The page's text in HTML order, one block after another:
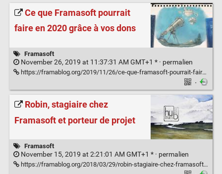
Ce que Framasoft pourrait
faire en 2020 grâce à vos dons
Framasoft
November 26, 2019 at 11:37:31 AM GMT+1 * · permalien
https://framablog.org/2019/11/26/ce-que-framasoft-pourrait-faire-en-2020-grace-a-vos-dons/
·
Robin, stagiaire chez
Framasoft et porteur de projet
Framasoft
November 15, 2019 at 2:21:01 AM GMT+1 * · permalien
https://framablog.org/2018/03/29/robin-stagiaire-chez-framasoft-et-porteur-de-projet/